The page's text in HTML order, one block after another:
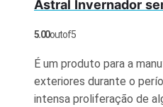
Astral Invernador
5.00out of 5
É um produto para a
exteriores durante o
intensa proliferação de